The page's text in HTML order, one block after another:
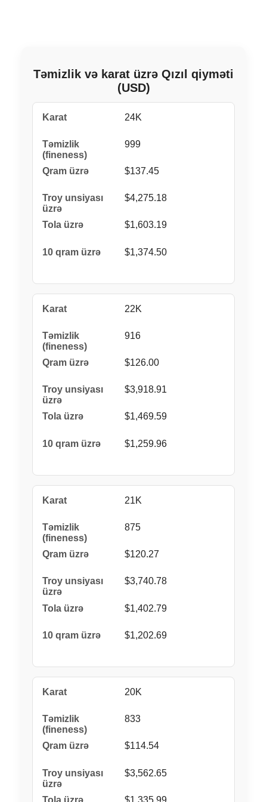
Təmizlik və karat üzrə Qızıl qiyməti
(USD)
24K
999
$137.45
$4,275.18
$1,603.19
$1,374.50
22K
916
$126.00
$3,918.91
$1,469.59
$1,259.96
21K
875
$120.27
$3,740.78
$1,402.79
$1,202.69
20K
833
$114.54
$3,562.65
$1,335.99